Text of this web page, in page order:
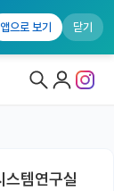
앱으로 보기 닫기
스템연구실